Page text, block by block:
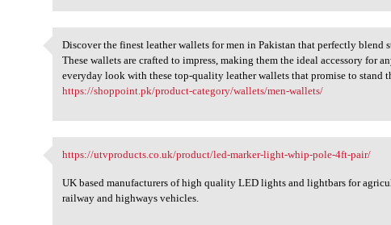
Discover the finest leather
Discover the finest leather wallets for men in Pakistan that perfectly
These wallets are crafted to impress, making them the ideal accessory for
everyday look with these top-quality leather wallets that promise to stand
https://shoppoint.pk/product-category/wallets/men-wallets/
https://utvproducts.co.uk
https://utvproducts.co.uk/product/led-marker-light-whip-pole-4ft-pair/
UK based manufacturers of high quality LED lights and lightbars for
railway and highways vehicles.